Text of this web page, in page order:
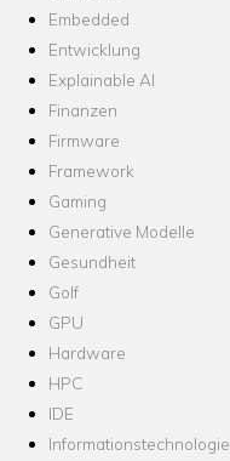
Embedded
Entwicklung
Explainable AI
Finanzen
Firmware
Framework
Gaming
Generative Modelle
Gesundheit
Golf
GPU
Hardware
HPC
IDE
Informationstechnologie